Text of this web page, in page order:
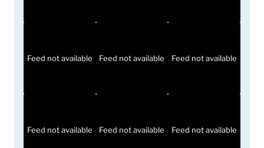
Feed not available Feed not available Feed not available
Feed not available Feed not available Feed not available